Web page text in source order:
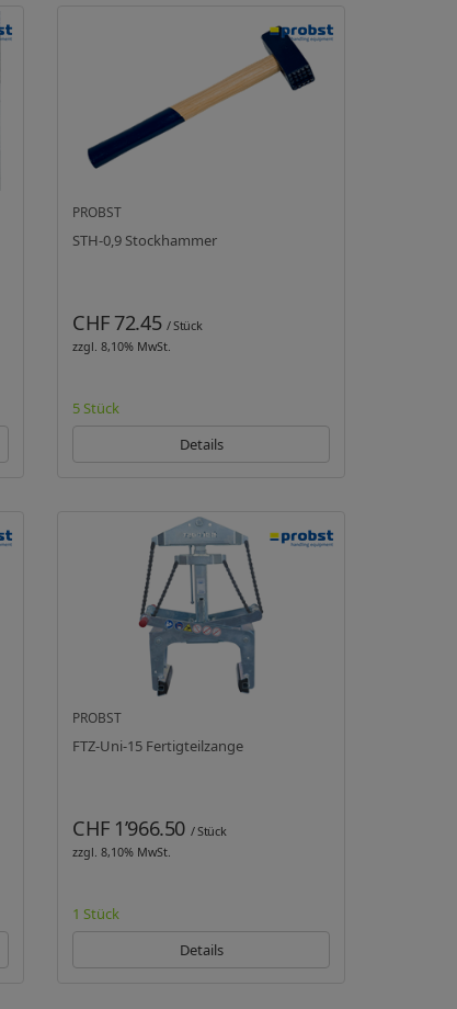
PROBST
STH-0,9 Stockhammer
CHF 72.45 / Stück
zzgl. 8,10% MwSt.
5 Stück
Details
PROBST
FTZ-Uni-15 Fertigteilzange
CHF 1’966.50 / Stück
zzgl. 8,10% MwSt.
1 Stück
Details